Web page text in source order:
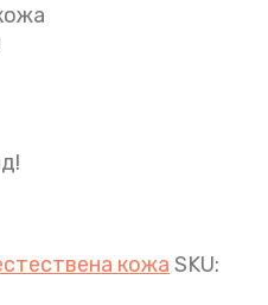
кожа SKU: